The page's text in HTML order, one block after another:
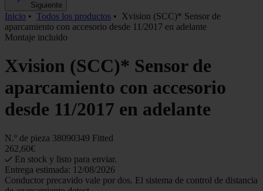
Siguiente
Inicio • Todos los productos • Xvision (SCC)* Sensor de
aparcamiento con accesorio desde 11/2017 en adelante
Montaje incluido
Xvision (SCC)* Sensor de
aparcamiento con accesorio
desde 11/2017 en adelante
N.º de pieza 38090349 Fitted
262,60€
En stock y listo para enviar.
Entrega estimada: 12/08/2026
Conductor precavido vale por dos. El sistema de control de distancia